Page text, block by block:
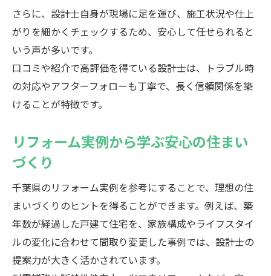
さらに、設計士自身が現場に足を運び、施工状況や仕上
がりを細かくチェックするため、安心して任せられると
いう声が多いです。
口コミや紹介で高評価を得ている設計士は、トラブル時
の対応やアフターフォローも丁寧で、長く信頼関係を築
けることが特徴です。
リフォーム実例から学ぶ安心の住まい
づくり
千葉県のリフォーム実例を参考にすることで、理想の住
まいづくりのヒントを得ることができます。例えば、築
年数が経過した戸建て住宅を、家族構成やライフスタイ
ルの変化に合わせて間取り変更した事例では、設計士の
提案力が大きく活かされています。